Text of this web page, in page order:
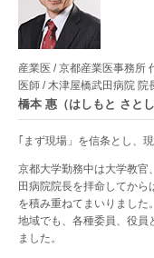
産業医 / 京都産業医事務所
医師 / 木津屋橋武田病院 院
橋本 惠（はしもと さとし
｢まず現場」を信条とし、
京都大学勤務中は大学教官
田病院院長を拝命してか
を積み重ねてまいりました。
地域でも、各種委員、役員
ました。